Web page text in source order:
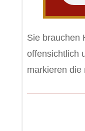
Sie brauchen
offensichtlich
markieren die